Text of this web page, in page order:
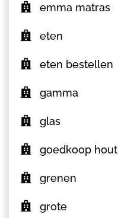
emma matras
eten
eten bestellen
gamma
glas
goedkoop hout
grenen
grote